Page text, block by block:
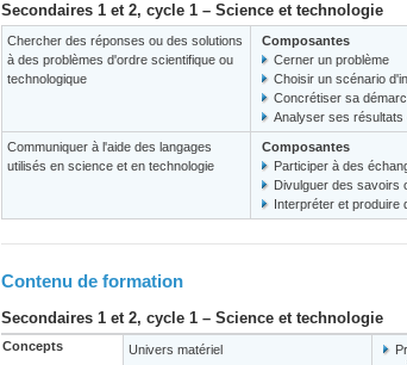
Secondaires 1 et 2, cycle 1 – Science et technologie
Chercher des réponses ou des solutions
à des problèmes d'ordre scientifique ou
technologique
Composantes
Cerner un problème
Choisir un scénario
Concrétiser sa
Analyser ses résultats
Communiquer à l'aide des langages
utilisés en science et en technologie
Composantes
Participer à des
Divulguer des savoirs
Interpréter et produire
Contenu de formation
Secondaires 1 et 2, cycle 1 – Science et technologie
Concepts Univers matériel